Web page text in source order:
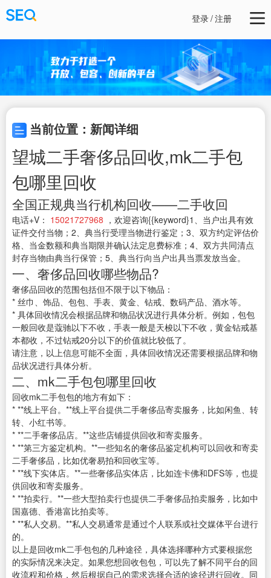
登录/注册
当前位置：新闻详细
望城二手奢侈品回收,mk二手包
包哪里回收
全国正规典当行机构回收——二手收回
电话+V： 15021727968 ，欢迎咨询{{keyword}1、当户出具有效
证件交付当物；2、典当行受理当物进行鉴定；3、双方约定评估价
格、当金数额和典当期限并确认法定息费标准；4、双方共同清点
封存当物由典当行保管；5、典当行向当户出具当票发放当金。
一、奢侈品回收哪些物品?
奢侈品回收的范围包括但不限于以下物品：
* 丝巾、饰品、包包、手表、黄金、钻戒、数码产品、酒水等。
* 具体回收情况会根据品牌和物品状况进行具体分析。例如，包包
一般回收是蔻驰以下不收，手表一般是天梭以下不收，黄金钻戒基
本都收，不过钻戒20分以下的价值就比较低了。
请注意，以上信息可能不全面，具体回收情况还需要根据品牌和物
品状况进行具体分析。
二、mk二手包包哪里回收
回收mk二手包包的地方有如下：
* **线上平台。**线上平台提供二手奢侈品寄卖服务，比如闲鱼、转
转、小红书等。
* **二手奢侈品店。**这些店铺提供回收和寄卖服务。
* **第三方鉴定机构。**一些知名的奢侈品鉴定机构可以回收和寄卖
二手奢侈品，比如优奢易拍和回收宝等。
* **线下实体店。**一些奢侈品实体店，比如连卡佛和DFS等，也提
供回收和寄卖服务。
* **拍卖行。**一些大型拍卖行也提供二手奢侈品拍卖服务，比如中
国嘉德、香港富比拍卖等。
* **私人交易。**私人交易通常是通过个人联系或社交媒体平台进行
的。
以上是回收mk二手包包的几种途径，具体选择哪种方式要根据您
的实际情况来决定。如果您想回收包包，可以先了解不同平台的回
收流程和价格，然后根据自己的需求选择合适的途径进行回收。同